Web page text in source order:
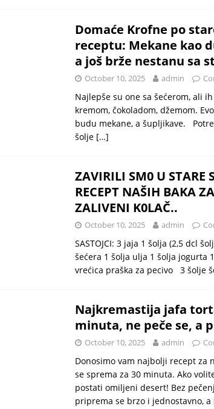
Domaće Krofne po
receptu: Mekane kao
a još brže nestanu sa
October 10, 2025 admin
Najlepše su one sa šećerom, ali
kremom, čokoladom, džemom.
budu mekane, a šupljikave.
šolje […]
ZAVIRILI SM0 U STARE
RECEPT NAŠIH BAKA
ZALIVENI K0LAČ..
October 10, 2025 admin
SASTOJCI: 3 jaja 1 šolja (2,5 dcl
šećera 1 šolja ulja 1 šolja jogurta
vrećica praška za pecivo 3 šolje
Najkremastija jafa
minuta, ne peče se, a
October 10, 2025 admin
Donosimo vam najbolji recept za
se sprema za 30 minuta. Ako
postati omiljeni desert! Bez
priprema se brzo i jednostavno, a